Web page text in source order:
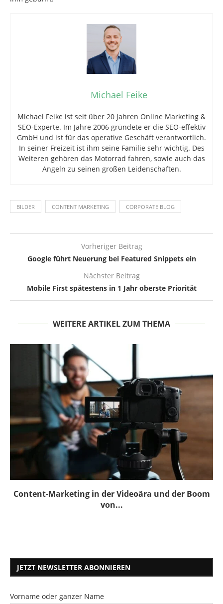
Michael Feike
Michael Feike ist seit über 20 Jahren Online Marketing &
SEO-Experte. Im Jahre 2006 gründete er die SEO-effektiv
GmbH und ist für das operative Geschäft verantwortlich.
In seiner Freizeit ist ihm seine Familie sehr wichtig. Des
Weiteren gehören das Motorrad fahren, sowie auch das
Angeln zu seinen großen Leidenschaften.
BILDER CONTENT MARKETING CORPORATE BLOG
Vorheriger Beitrag
Google führt Neuerung bei Featured Snippets ein
Nächster Beitrag
Mobile First spätestens in 1 Jahr oberste Priorität
WEITERE ARTIKEL ZUM THEMA
Content-Marketing in der Videoära und der Boom
von...
JETZT NEWSLETTER ABONNIEREN
Vorname oder ganzer Name